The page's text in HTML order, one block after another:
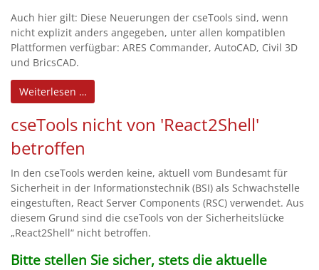
Auch hier gilt: Diese Neuerungen der cseTools sind, wenn
nicht explizit anders angegeben, unter allen kompatiblen
Plattformen verfügbar: ARES Commander, AutoCAD, Civil 3D
und BricsCAD.
Weiterlesen …
cseTools nicht von 'React2Shell'
betroffen
In den cseTools werden keine, aktuell vom Bundesamt für
Sicherheit in der Informationstechnik (BSI) als Schwachstelle
eingestuften, React Server Components (RSC) verwendet. Aus
diesem Grund sind die cseTools von der Sicherheitslücke
„React2Shell“ nicht betroffen.
Bitte stellen Sie sicher, stets die aktuelle